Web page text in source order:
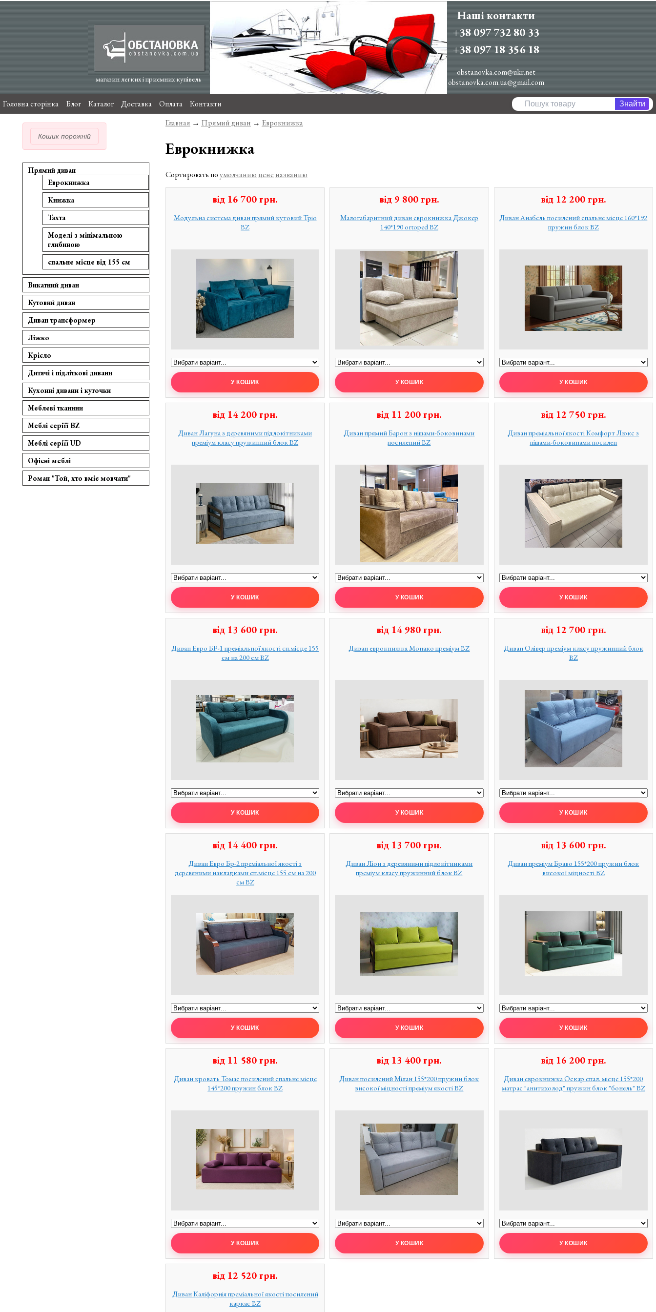
магазин легких і приємних купівель
Наші контакти
+38 097 732 80 33
+38 097 18 356 18
obstanovka.com@ukr.net
obstanovka.com.ua@gmail.com
Головна сторінка Блог Каталог Доставка Оплата Контакти
Кошик порожній
Прямий диван
Еврокнижка
Книжка
Тахта
Моделі з мінімальною
глибиною
спальне місце від 155 см
Викатний диван
Кутовий диван
Диван трансформер
Ліжко
Крісло
Дитячі і підліткові дивани
Кухонні дивани і куточки
Меблеві тканини
Меблі серіїї BZ
Меблі серіїї UD
Офісні меблі
Роман "Той, хто вміє мовчати"
Главная → Прямий диван → Еврокнижка
Еврокнижка
Сортировать поумолчанию цене названию
від 16 700грн.
Модульна система диван прямий кутовий Тріо
BZ
від 9 800грн.
Малогабаритний диван еврокнижка Джокер
140*190 ortoped BZ
від 12 200грн.
Диван Анабель посилений спальне місце 160*192
пружин блок BZ
від 14 200грн.
Диван Лагуна з деревяними підлокітниками
преміум класу пружинний блок BZ
від 11 200 грн.
Диван прямий Барон з нішами-боковинами
посилений BZ
від 12 750грн.
Диван преміальної якості Комфорт Люкс з
нішами-боковинами посилен
від 13 600грн.
Диван Евро БР-1 преміальної якості сп.місце 155
см на 200 см BZ
від 14 980 грн.
Диван еврокнижка Монако преміум BZ
від 12 700грн.
Диван Олівер преміум класу пружинний блок
BZ
від 14 400грн.
Диван Евро Бр-2 преміальної якості з
деревяними накладками сп.місце 155 см на 200
см BZ
від 13 700 грн.
Диван Ліон з деревяними підлокітниками
преміум класу пружинний блок BZ
від 13 600грн.
Диван преміум Браво 155*200 пружин блок
високої міцності BZ
від 11 580грн.
Диван кровать Томас посилений спальне місце
145*200 пружин блок BZ
від 13 400 грн.
Диван посилений Мілан 155*200 пружин блок
високої міцності преміум якості BZ
від 16 200грн.
Диван еврокнижка Оскар спал. місце 155*200
матрас "анитихолод" пружин блок "бонель" BZ
від 12 520грн.
Диван Каліфорнія преміальної якості посилений
каркас BZ